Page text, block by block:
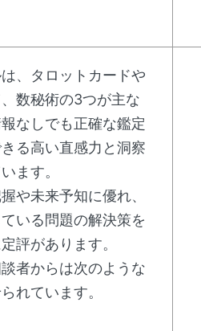
、タロットカードや
数秘術の3つが主な
なしでも正確な鑑定
る高い直感力と洞察
ます。
や未来予知に優れ、
いる問題の解決策を
評があります。
者からは次のような
れています。